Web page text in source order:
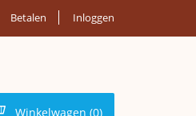
Betalen Inloggen
Winkelwagen (0)